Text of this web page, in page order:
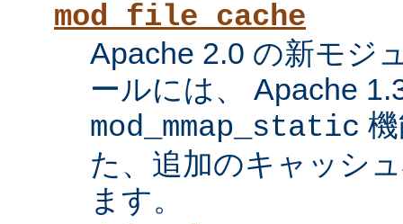
mod_file_cache
Apache 2.0 の新モジ
ールには、 Apache
mod_mmap_static
た、追加のキャッシ
ます。